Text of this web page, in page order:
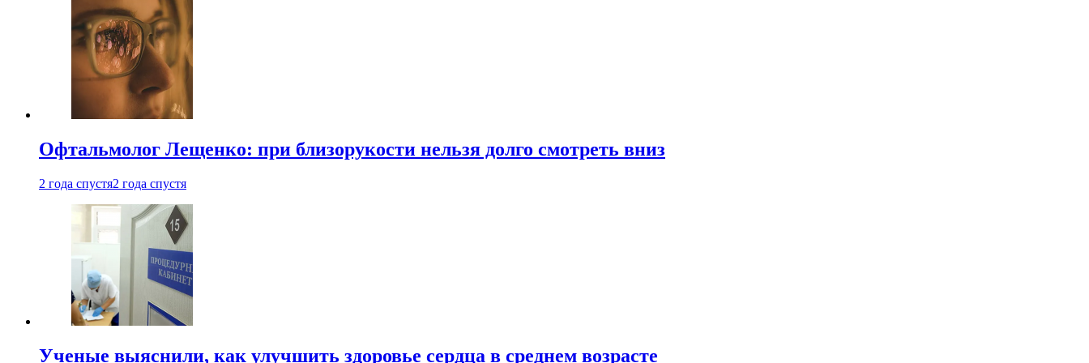
Офтальмолог Лещенко: при близорукости нельзя долго смотреть вниз
2 года спустя2 года спустя
Ученые выяснили, как улучшить здоровье сердца в среднем возрасте